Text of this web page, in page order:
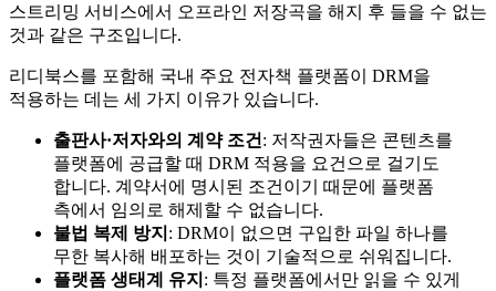
스트리밍 서비스에서 오프라인 저장곡을 해지 후 들을 수 없는
것과 같은 구조입니다.
리디북스를 포함해 국내 주요 전자책 플랫폼이 DRM을
적용하는 데는 세 가지 이유가 있습니다.
출판사·저자와의 계약 조건 : 저작권자들은 콘텐츠를
플랫폼에 공급할 때 DRM 적용을 요건으로 걸기도
합니다. 계약서에 명시된 조건이기 때문에 플랫폼
측에서 임의로 해제할 수 없습니다.
불법 복제 방지 : DRM이 없으면 구입한 파일 하나를
무한 복사해 배포하는 것이 기술적으로 쉬워집니다.
플랫폼 생태계 유지 : 특정 플랫폼에서만 읽을 수 있게